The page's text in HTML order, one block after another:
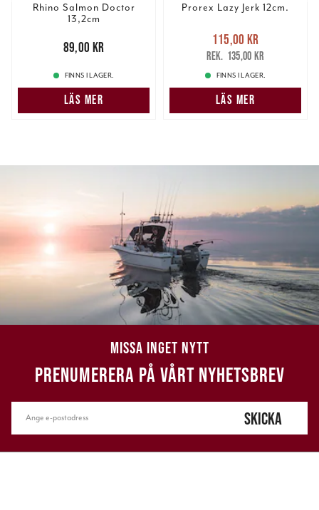
Rhino Salmon Doctor
13,2cm
89,00 kr
89,00 kr
FINNS I LAGER.
LÄS MER
Prorex Lazy Jerk 12cm.
Nuvarande pris
115,00 krTidigare pris
135,00 kr
115,00 kr
135,00 kr
FINNS I LAGER.
LÄS MER
MISSA INGET NYTT
PRENUMERERA PÅ VÅRT NYHETSBREV
SKICKA